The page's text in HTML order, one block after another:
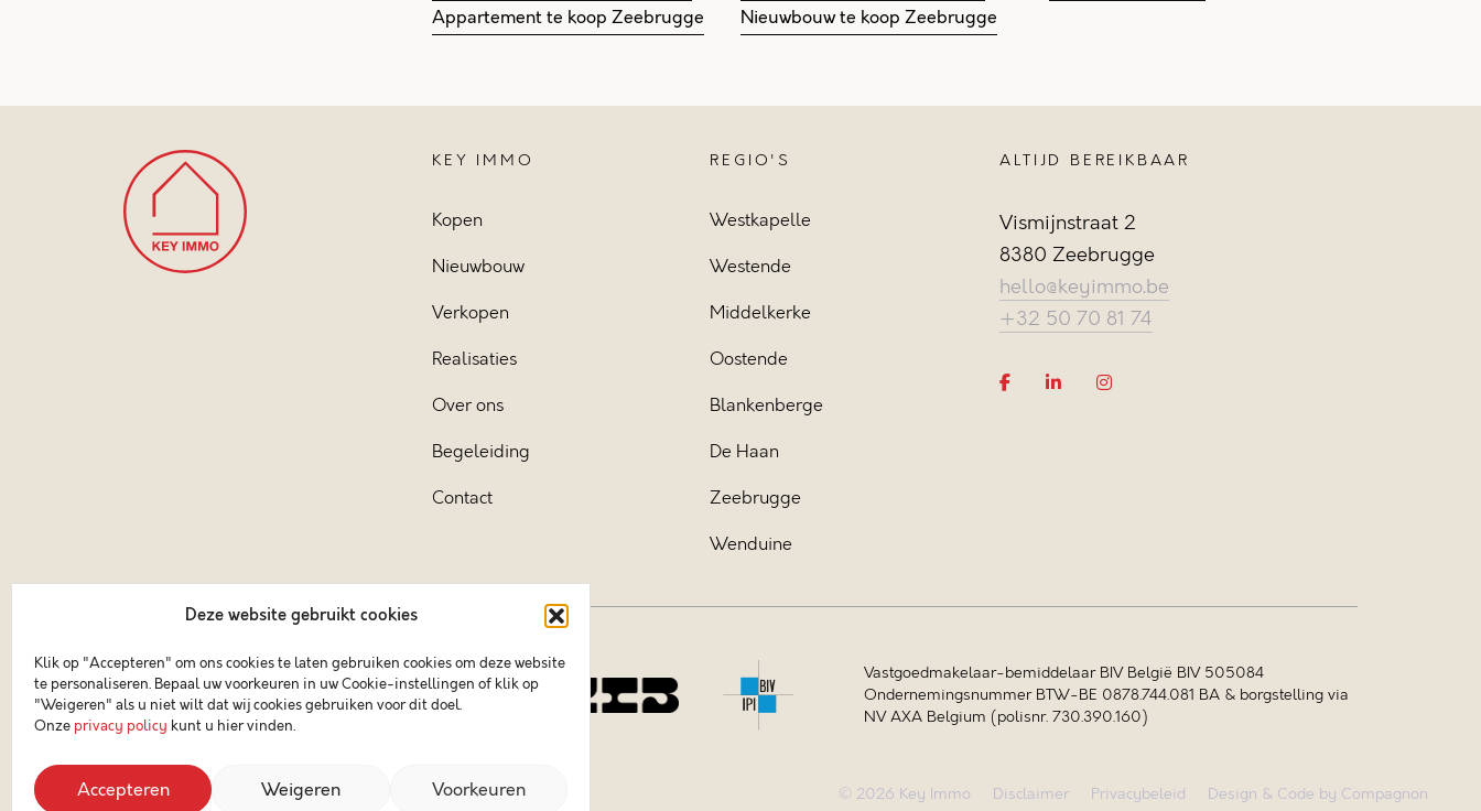
Deze website gebruikt cookies
Klik op "Accepteren" om ons cookies te laten gebruiken cookies om deze website
te personaliseren. Bepaal uw voorkeuren in uw Cookie-instellingen of klik op
"Weigeren" als u niet wilt dat wij cookies gebruiken voor dit doel.
Onze privacy policy kunt u hier vinden.
Accepteren Weigeren Voorkeuren
Appartement te koop Zeebrugge
Nieuwbouw te koop Zeebrugge
KEY IMMO
Kopen
Nieuwbouw
Verkopen
Realisaties
Over ons
Begeleiding
Contact
REGIO'S
Westkapelle
Westende
Middelkerke
Oostende
Blankenberge
De Haan
Zeebrugge
Wenduine
ALTIJD BEREIKBAAR
Vismijnstraat 2
8380 Zeebrugge
hello@keyimmo.be
+32 50 70 81 74
Vastgoedmakelaar-bemiddelaar BIV België BIV 505084
Ondernemingsnummer BTW-BE 0878.744.081 BA & borgstelling via
NV AXA Belgium (polisnr. 730.390.160)
© 2026 Key Immo Disclaimer Privacybeleid Design & Code by Compagnon